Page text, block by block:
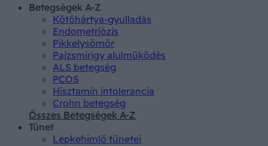
Betegségek A-Z
Kötőhártya-gyulladás
Endometriózis
Pikkelysömör
Pajzsmirigy alulműködés
ALS betegség
PCOS
Hisztamin intolerancia
Crohn betegség
Összes Betegségek A-Z
Tünet
Lepkehimlő tünetei